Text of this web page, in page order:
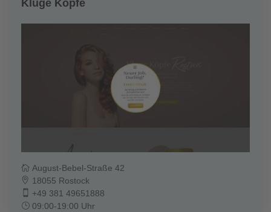
Kluge Köpfe
August-Bebel-Straße 42
18055 Rostock
+49 381 49651888
09:00-19:00 Uhr